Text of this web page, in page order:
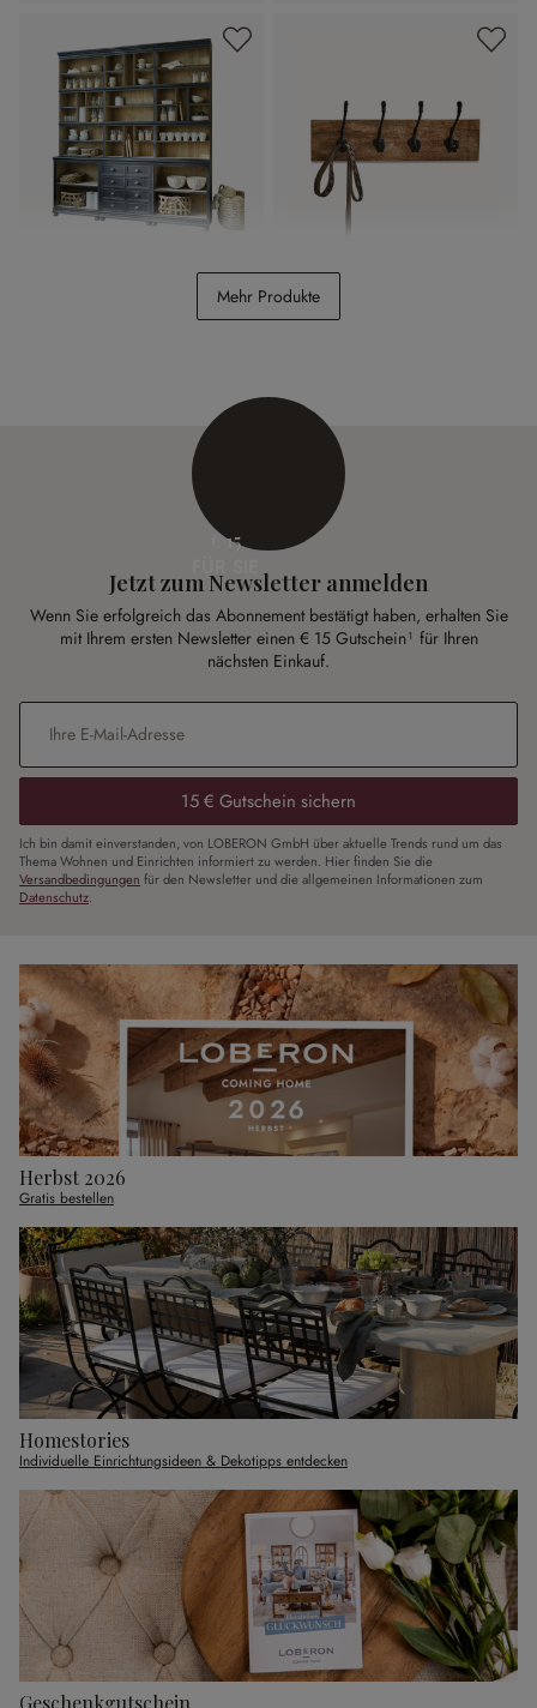
Hakenleiste Taylors
Island
Mehr Produkte
€ 15
Jetzt zum Newsletter anmelden
Wenn Sie erfolgreich das Abonnement bestätigt haben, erhalten Sie
mit Ihrem ersten Newsletter einen € 15 Gutschein¹ für Ihren
nächsten Einkauf.
E-Mail-Adresse
15 € Gutschein sichern
Ich bin damit einverstanden, von LOBERON GmbH über aktuelle Trends rund um das
Thema Wohnen und Einrichten informiert zu werden. Hier finden Sie die
Versandbedingungen für den Newsletter und die allgemeinen Informationen zum
Datenschutz.
Herbst 2026
Gratis bestellen
Homestories
Individuelle Einrichtungsideen & Dekotipps entdecken